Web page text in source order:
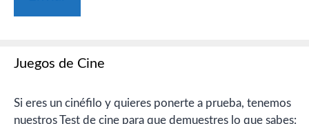
Juegos de Cine
Si eres un cinéfilo y quieres ponerte a prueba, tenemos
nuestros Test de cine para que demuestres lo que sabes: